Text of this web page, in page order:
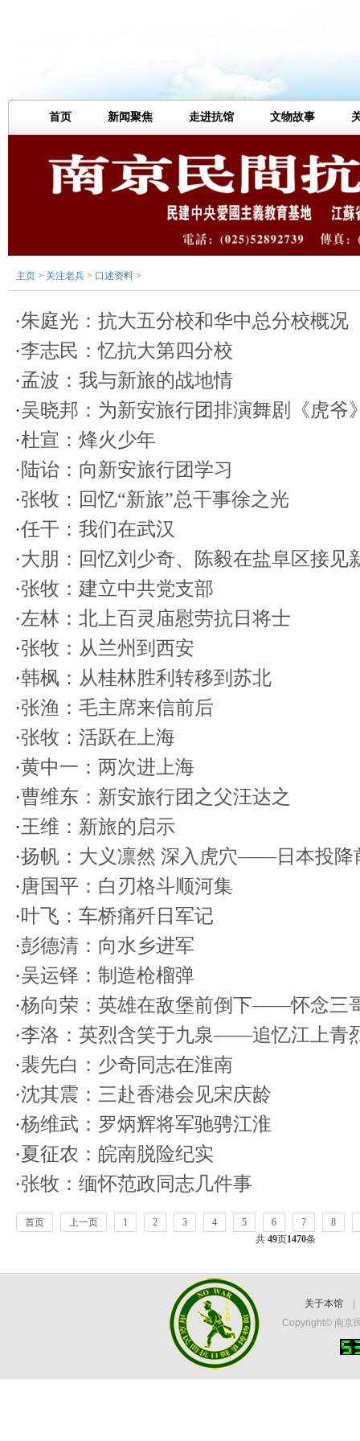
首页 新闻聚焦 走进抗馆 文物故事
主页 > 关注老兵 > 口述资料 >
·朱庭光：抗大五分校和华中总分校概况
·李志民：忆抗大第四分校
·孟波：我与新旅的战地情
·吴晓邦：为新安旅行团排演舞剧《虎爷
·杜宣：烽火少年
·陆诒：向新安旅行团学习
·张牧：回忆“新旅”总干事徐之光
·任干：我们在武汉
·大朋：回忆刘少奇、陈毅在盐阜区接见
·张牧：建立中共党支部
·左林：北上百灵庙慰劳抗日将士
·张牧：从兰州到西安
·韩枫：从桂林胜利转移到苏北
·张渔：毛主席来信前后
·张牧：活跃在上海
·黄中一：两次进上海
·曹维东：新安旅行团之父汪达之
·王维：新旅的启示
·扬帆：大义凛然 深入虎穴——日本投降
·唐国平：白刃格斗顺河集
·叶飞：车桥痛歼日军记
·彭德清：向水乡进军
·吴运铎：制造枪榴弹
·杨向荣：英雄在敌堡前倒下——怀念三
·李洛：英烈含笑于九泉——追忆江上青
·裴先白：少奇同志在淮南
·沈其震：三赴香港会见宋庆龄
·杨维武：罗炳辉将军驰骋江淮
·夏征农：皖南脱险纪实
·张牧：缅怀范政同志几件事
首页 上一页 1 2 3 4 5 6 7
8
共 49页1470条
关于本馆
Copyright© 南京